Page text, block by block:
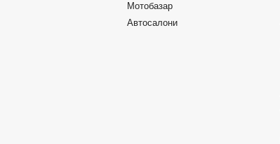
Мотобазар
Автосалони